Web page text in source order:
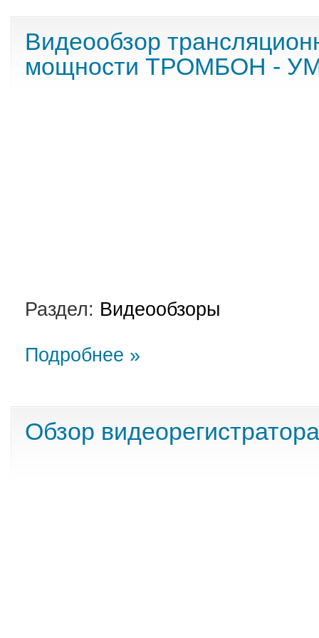
Видеообзор
мощности ТРОМБОН -
Раздел: Видеообзоры
Подробнее »
Обзор